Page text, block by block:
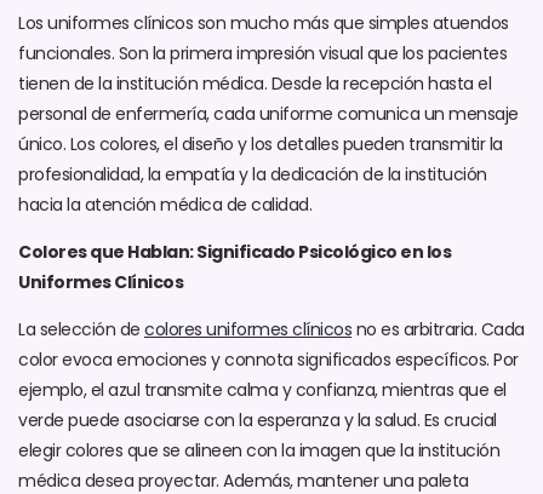
Los uniformes clínicos son mucho más que simples atuendos
funcionales. Son la primera impresión visual que los pacientes
tienen de la institución médica. Desde la recepción hasta el
personal de enfermería, cada uniforme comunica un mensaje
único. Los colores, el diseño y los detalles pueden transmitir la
profesionalidad, la empatía y la dedicación de la institución
hacia la atención médica de calidad.
Colores que Hablan: Significado Psicológico en los
Uniformes Clínicos
La selección de colores uniformes clínicos no es arbitraria. Cada
color evoca emociones y connota significados específicos. Por
ejemplo, el azul transmite calma y confianza, mientras que el
verde puede asociarse con la esperanza y la salud. Es crucial
elegir colores que se alineen con la imagen que la institución
médica desea proyectar. Además, mantener una paleta